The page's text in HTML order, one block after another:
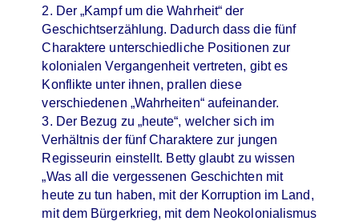
2. Der „Kampf um die Wahrheit“ der
Geschichtserzählung. Dadurch dass die fünf
Charaktere unterschiedliche Positionen zur
kolonialen Vergangenheit vertreten, gibt es
Konflikte unter ihnen, prallen diese
verschiedenen „Wahrheiten“ aufeinander.
3. Der Bezug zu „heute“, welcher sich im
Verhältnis der fünf Charaktere zur jungen
Regisseurin einstellt. Betty glaubt zu wissen
„Was all die vergessenen Geschichten mit
heute zu tun haben, mit der Korruption im Land,
mit dem Bürgerkrieg, mit dem Neokolonialismus